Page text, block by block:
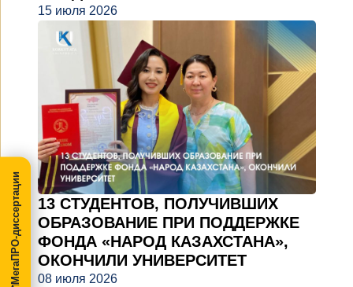
15 июля 2026
13 СТУДЕНТОВ, ПОЛУЧИВШИХ
ОБРАЗОВАНИЕ ПРИ ПОДДЕРЖКЕ
ФОНДА «НАРОД КАЗАХСТАНА»,
ОКОНЧИЛИ УНИВЕРСИТЕТ
08 июля 2026
МегаПРО-диссертации